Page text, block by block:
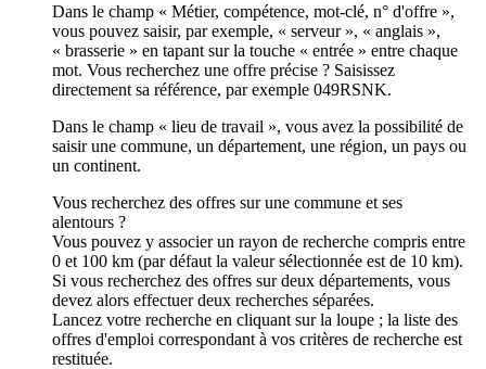
Dans le champ « Métier, compétence, mot-clé, n° d'offre »,
vous pouvez saisir, par exemple, « serveur », « anglais »,
« brasserie » en tapant sur la touche « entrée » entre chaque
mot. Vous recherchez une offre précise ? Saisissez
directement sa référence, par exemple 049RSNK.
Dans le champ « lieu de travail », vous avez la possibilité de
saisir une commune, un département, une région, un pays ou
un continent.
Vous recherchez des offres sur une commune et ses
alentours ?
Vous pouvez y associer un rayon de recherche compris entre
0 et 100 km (par défaut la valeur sélectionnée est de 10 km).
Si vous recherchez des offres sur deux départements, vous
devez alors effectuer deux recherches séparées.
Lancez votre recherche en cliquant sur la loupe ; la liste des
offres d'emploi correspondant à vos critères de recherche est
restituée.